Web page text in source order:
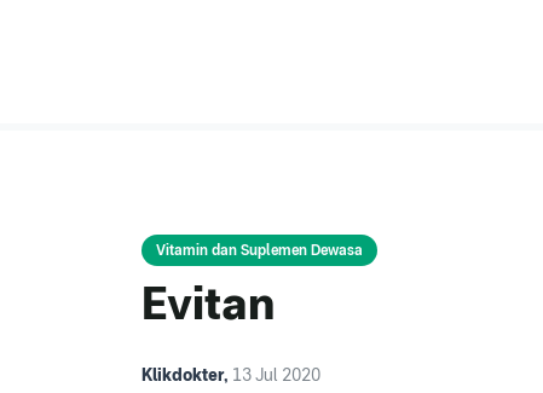
Vitamin dan Suplemen Dewasa
Evitan
Klikdokter, 13 Jul 2020